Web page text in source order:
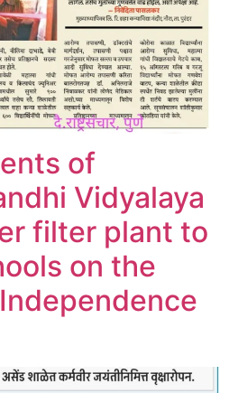
of
Vidyalaya
filter plant to
on the